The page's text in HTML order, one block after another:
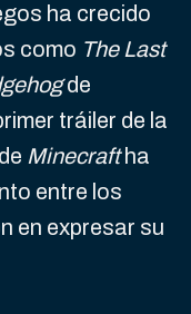
ha crecido
como The Last
de
tráiler de la
Minecraftha
entre los
en expresar su